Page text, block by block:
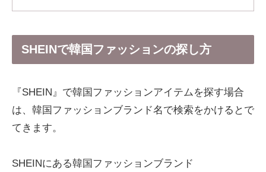
SHEINで韓国ファッションの探し方
『SHEIN』で韓国ファッションアイテムを探す場合
は、韓国ファッションブランド名で検索をかけるとで
てきます。
SHEINにある韓国ファッションブランド